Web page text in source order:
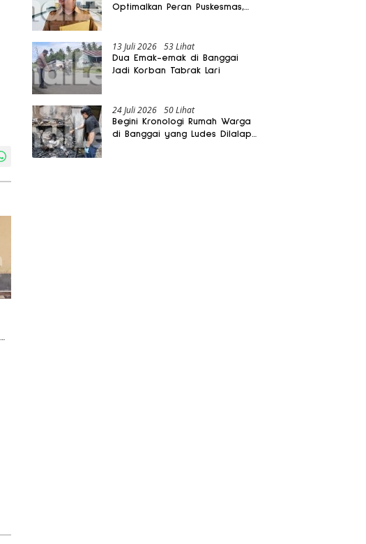
Optimalkan Peran Puskesmas,
13 Juli 2026 53 Lihat
Dua Emak-emak di Banggai
Jadi Korban Tabrak Lari
24 Juli 2026 50 Lihat
Begini Kronologi Rumah Warga
di Banggai yang Ludes Dilalap